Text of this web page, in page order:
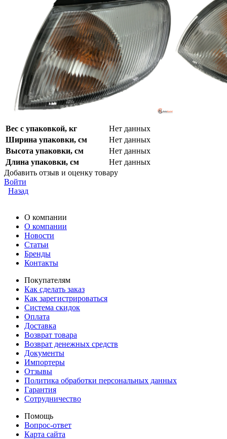
Вес с упаковкой, кг
Нет данных
Ширина упаковки, см
Нет данных
Высота упаковки, см
Нет данных
Длина упаковки, см
Нет данных
Добавить отзыв и оценку товару
Войти
Назад
О компании
О компании
Новости
Статьи
Бренды
Контакты
Покупателям
Как сделать заказ
Как зарегистрироваться
Система скидок
Оплата
Доставка
Возврат товара
Возврат денежных средств
Документы
Импортеры
Отзывы
Политика обработки персональных данных
Гарантия
Сотрудничество
Помощь
Вопрос-ответ
Карта сайта